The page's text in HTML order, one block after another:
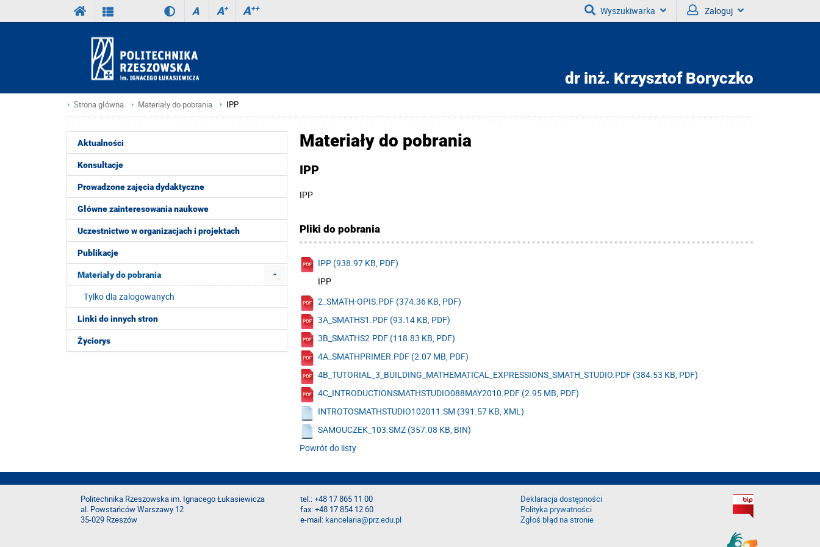
A A+ A++ Wyszukiwarka Zaloguj
dr inż. Krzysztof Boryczko
Strona główna Materiały do pobrania IPP
Aktualności
Konsultacje
Prowadzone zajęcia dydaktyczne
Główne zainteresowania naukowe
Uczestnictwo w organizacjach i projektach
Publikacje
Materiały do pobrania
Tylko dla zalogowanych
Linki do innych stron
Życiorys
Materiały do pobrania
IPP
IPP
Pliki do pobrania
IPP (938.97 KB, PDF)
IPP
2_SMATH-OPIS.PDF (374.36 KB, PDF)
3A_SMATHS1.PDF (93.14 KB, PDF)
3B_SMATHS2.PDF (118.83 KB, PDF)
4A_SMATHPRIMER.PDF (2.07 MB, PDF)
4B_TUTORIAL_3_BUILDING_MATHEMATICAL_EXPRESSIONS_SMATH_STUDIO.PDF (384.53 KB, PDF)
4C_INTRODUCTIONSMATHSTUDIO088MAY2010.PDF (2.95 MB, PDF)
INTROTOSMATHSTUDIO102011.SM (391.57 KB, XML)
SAMOUCZEK_103.SMZ (357.08 KB, BIN)
Powrót do listy
Politechnika Rzeszowska im. Ignacego Łukasiewicza
al. Powstańców Warszawy 12
35-029 Rzeszów
tel.: +48 17 865 11 00
fax: +48 17 854 12 60
e-mail:kancelaria@prz.edu.pl
Deklaracja dostępności
Polityka prywatności
Zgłoś błąd na stronie